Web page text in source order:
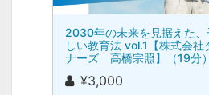
2030年の未来を見据えた
しい教育法 vol.1【株式会社
ナーズ 高橋宗照】（19分）
¥3,000